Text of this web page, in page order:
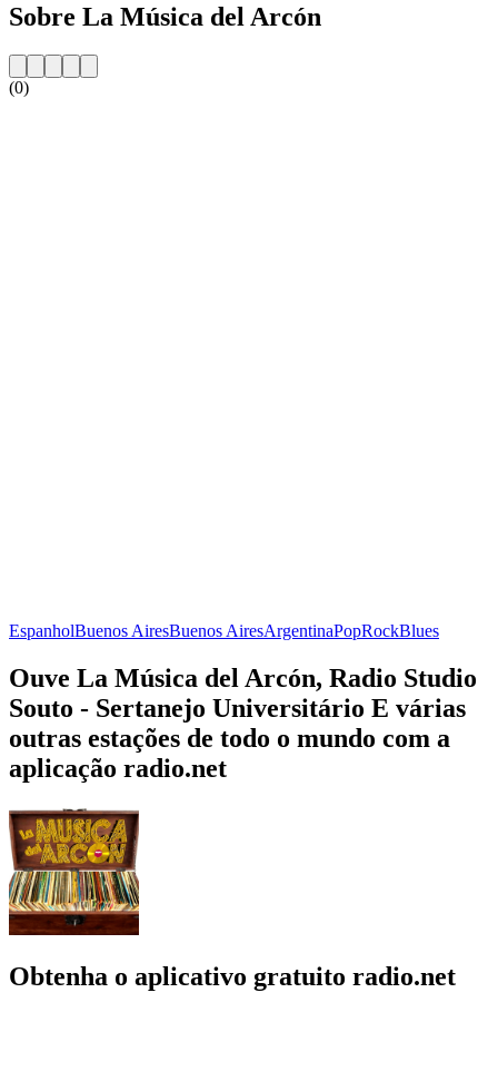
Sobre La Música del Arcón
(0)
EspanholBuenos AiresBuenos AiresArgentinaPopRockBlues
Ouve La Música del Arcón, Radio Studio
Souto - Sertanejo Universitário E várias
outras estações de todo o mundo com a
aplicação radio.net
Obtenha o aplicativo gratuito radio.net